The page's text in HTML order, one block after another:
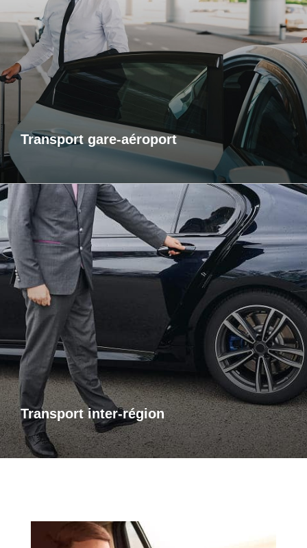
Transport gare-aéroport
Pour vos départs comme pour vos retours, profitez d’un
service de transport fiable et ponctuel vers les gares et
aéroports. Je m’assure que vous arriviez à l’heure, sans
contrainte et dans un confort optimal. Que vous voyagiez
pour affaires ou pour le plaisir, laissez-moi gérer votre trajet
afin que vous puissiez vous concentrer sur l’essentiel : votre
voyage.
Transport inter-région
Transports inter-région
Pour vos trajets longue distance, je vous propose un service
de transport inter-régional fiable et confortable. Que ce soit
pour des raisons personnelles ou professionnelles,
bénéficiez d’un accompagnement adapté à vos besoins,
avec des trajets sûrs et sur mesure.